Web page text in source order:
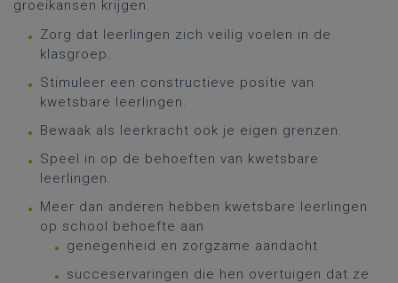
groeikansen krijgen.
Zorg dat leerlingen zich veilig voelen in de
klasgroep.
Stimuleer een constructieve positie van
kwetsbare leerlingen.
Bewaak als leerkracht ook je eigen grenzen.
Speel in op de behoeften van kwetsbare
leerlingen.
Meer dan anderen hebben kwetsbare leerlingen
op school behoefte aan
genegenheid en zorgzame aandacht
succeservaringen die hen overtuigen dat ze